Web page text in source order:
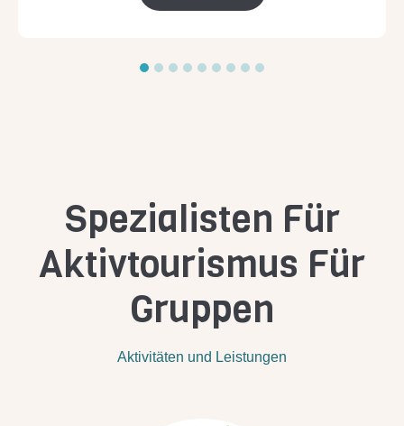
Spezialisten Für
Aktivtourismus Für
Gruppen
Aktivitäten und Leistungen